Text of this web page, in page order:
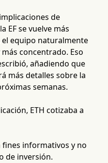
de
EF se vuelve más
equipo naturalmente
concentrado. Eso
añadiendo que
más detalles sobre la
semanas.
ETH cotizaba a
fines informativos y no
de inversión.